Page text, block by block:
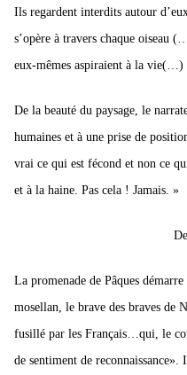
Ils regardent interdits autour
s’opère à travers chaque
eux-mêmes aspiraient à la vie(…)
De la beauté du paysage, le
humaines et à une prise de
vrai ce qui est fécond et non ce
et à la haine. Pas cela ! Jamais. »
Des
La promenade de Pâques
mosellan, le brave des braves de
fusillé par les Français…qui, le
de sentiment de